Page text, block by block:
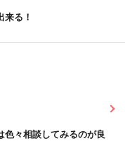
る！
色々相談してみるのが良